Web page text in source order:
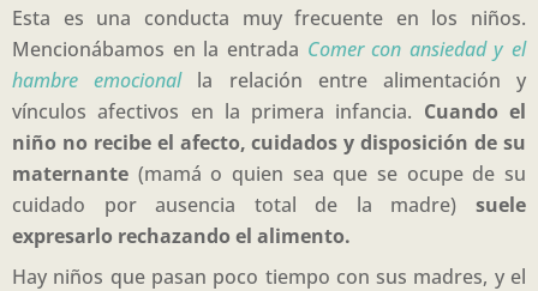
Esta es una conducta muy frecuente en los niños.
Mencionábamos en la entrada Comer con ansiedad y el
hambre emocionalla relación entre alimentación y
vínculos afectivos en la primera infancia. Cuando el
niño no recibe el afecto, cuidados y disposición de su
maternante (mamá o quien sea que se ocupe de su
cuidado por ausencia total de la madre) suele
expresarlo rechazando el alimento.
Hay niños que pasan poco tiempo con sus madres, y el